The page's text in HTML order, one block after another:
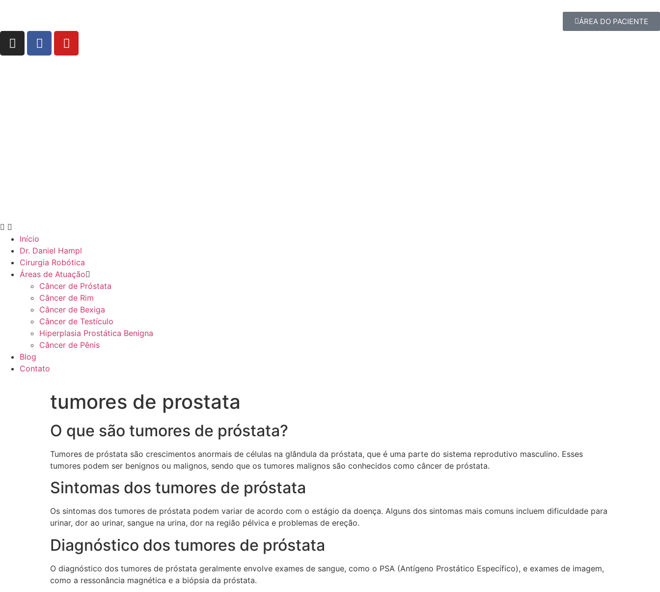
ÁREA DO PACIENTE
Início
Dr. Daniel Hampl
Cirurgia Robótica
Áreas de Atuação
Câncer de Próstata
Câncer de Rim
Câncer de Bexiga
Câncer de Testículo
Hiperplasia Prostática Benigna
Câncer de Pênis
Blog
Contato
tumores de prostata
O que são tumores de próstata?
Tumores de próstata são crescimentos anormais de células na glândula da próstata, que é uma parte do sistema reprodutivo masculino. Esses
tumores podem ser benignos ou malignos, sendo que os tumores malignos são conhecidos como câncer de próstata.
Sintomas dos tumores de próstata
Os sintomas dos tumores de próstata podem variar de acordo com o estágio da doença. Alguns dos sintomas mais comuns incluem dificuldade para
urinar, dor ao urinar, sangue na urina, dor na região pélvica e problemas de ereção.
Diagnóstico dos tumores de próstata
O diagnóstico dos tumores de próstata geralmente envolve exames de sangue, como o PSA (Antígeno Prostático Específico), e exames de imagem,
como a ressonância magnética e a biópsia da próstata.